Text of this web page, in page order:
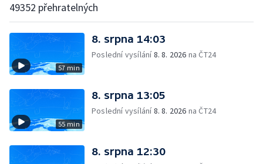
49352 přehratelných
57 min
8. srpna 14:03
Poslední vysílání8. 8. 2026 na ČT24
55 min
8. srpna 13:05
Poslední vysílání8. 8. 2026 na ČT24
8. srpna 12:30